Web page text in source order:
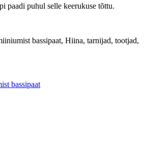
paadi puhul selle keerukuse tõttu.
bassipaat, Hiina, tarnijad, tootjad,
bassipaat